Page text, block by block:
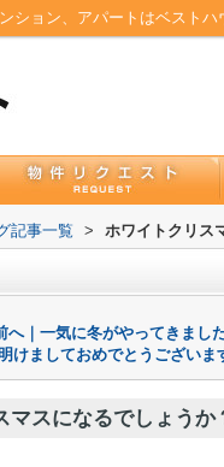
ション、アパートはベストハ
記事一覧 > ホワイトクリス
｜一気に冬がやってきまし
けましておめでとうござい
マスになるでしょうか